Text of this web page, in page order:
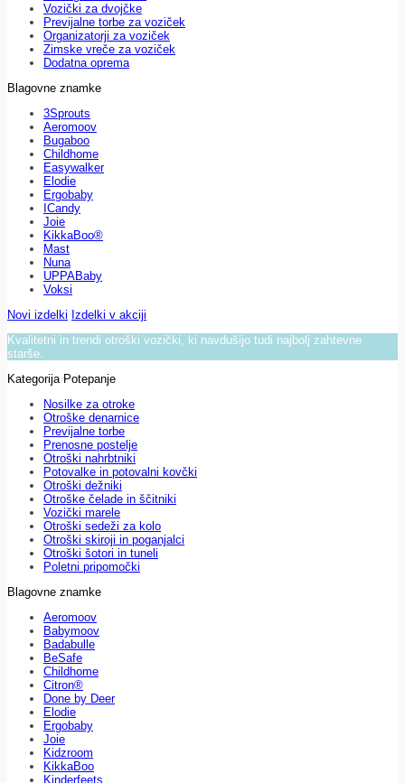
Vozički za dvojčke
Previjalne torbe za voziček
Organizatorji za voziček
Zimske vreče za voziček
Dodatna oprema
Blagovne znamke
3Sprouts
Aeromoov
Bugaboo
Childhome
Easywalker
Elodie
Ergobaby
ICandy
Joie
KikkaBoo®
Mast
Nuna
UPPABaby
Voksi
Novi izdelki Izdelki v akciji
Kvalitetni in trendi otroški vozički, ki navdušijo tudi najbolj zahtevne
starše.
Kategorija Potepanje
Nosilke za otroke
Otroške denarnice
Previjalne torbe
Prenosne postelje
Otroški nahrbtniki
Potovalke in potovalni kovčki
Otroški dežniki
Otroške čelade in ščitniki
Vozički marele
Otroški sedeži za kolo
Otroški skiroji in poganjalci
Otroški šotori in tuneli
Poletni pripomočki
Blagovne znamke
Aeromoov
Babymoov
Badabulle
BeSafe
Childhome
Citron®
Done by Deer
Elodie
Ergobaby
Joie
Kidzroom
KikkaBoo
Kinderfeets